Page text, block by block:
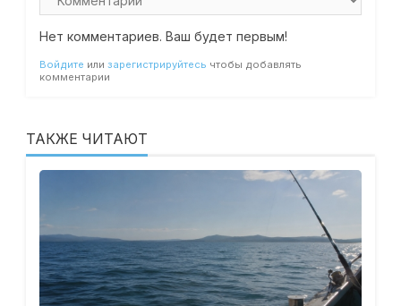
Нет комментариев. Ваш будет первым!
Войдите или зарегистрируйтесь чтобы добавлять
комментарии
ТАКЖЕ ЧИТАЮТ